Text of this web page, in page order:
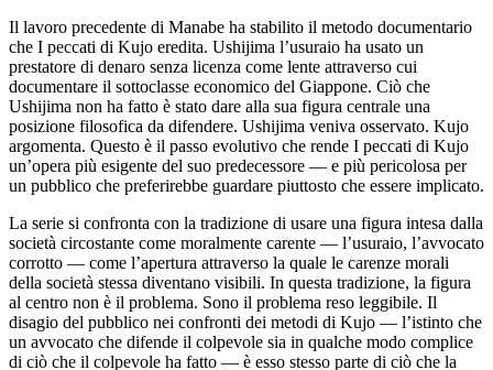
Il lavoro precedente di Manabe ha stabilito il metodo documentario
che I peccati di Kujo eredita. Ushijima l’usuraio ha usato un
prestatore di denaro senza licenza come lente attraverso cui
documentare il sottoclasse economico del Giappone. Ciò che
Ushijima non ha fatto è stato dare alla sua figura centrale una
posizione filosofica da difendere. Ushijima veniva osservato. Kujo
argomenta. Questo è il passo evolutivo che rende I peccati di Kujo
un’opera più esigente del suo predecessore — e più pericolosa per
un pubblico che preferirebbe guardare piuttosto che essere implicato.
La serie si confronta con la tradizione di usare una figura intesa dalla
società circostante come moralmente carente — l’usuraio, l’avvocato
corrotto — come l’apertura attraverso la quale le carenze morali
della società stessa diventano visibili. In questa tradizione, la figura
al centro non è il problema. Sono il problema reso leggibile. Il
disagio del pubblico nei confronti dei metodi di Kujo — l’istinto che
un avvocato che difende il colpevole sia in qualche modo complice
di ciò che il colpevole ha fatto — è esso stesso parte di ciò che la